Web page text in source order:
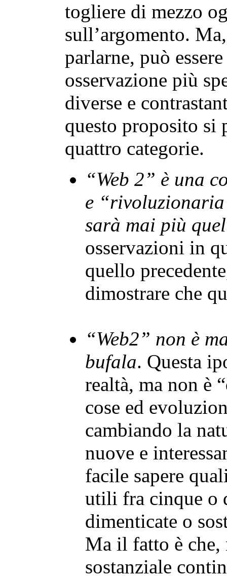
togliere di mezzo
sull’argomento.
parlarne, può
osservazione più
diverse e
questo proposito si
quattro categorie.
“Web 2” è una
e
sarà mai più
osservazioni in
quello
dimostrare che
“Web2” non è
bufala. Questa
realtà, ma non è
cose ed
cambiando la
nuove e
facile sapere
utili fra cinque o
dimenticate o
Ma il fatto è che,
sostanziale